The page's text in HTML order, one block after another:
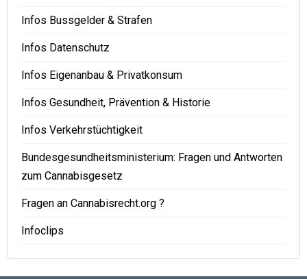
Infos Bussgelder & Strafen
Infos Datenschutz
Infos Eigenanbau & Privatkonsum
Infos Gesundheit, Prävention & Historie
Infos Verkehrstüchtigkeit
Bundesgesundheitsministerium: Fragen und Antworten
zum Cannabisgesetz
Fragen an Cannabisrecht.org ?
Infoclips